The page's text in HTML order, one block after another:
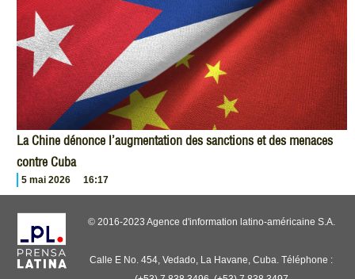
La Chine dénonce l’augmentation des sanctions et des menaces
contre Cuba
5 mai 2026 16:17
© 2016-2023 Agence d'information latino-américaine S.A.
Calle E No. 454, Vedado, La Havane, Cuba. Téléphone :